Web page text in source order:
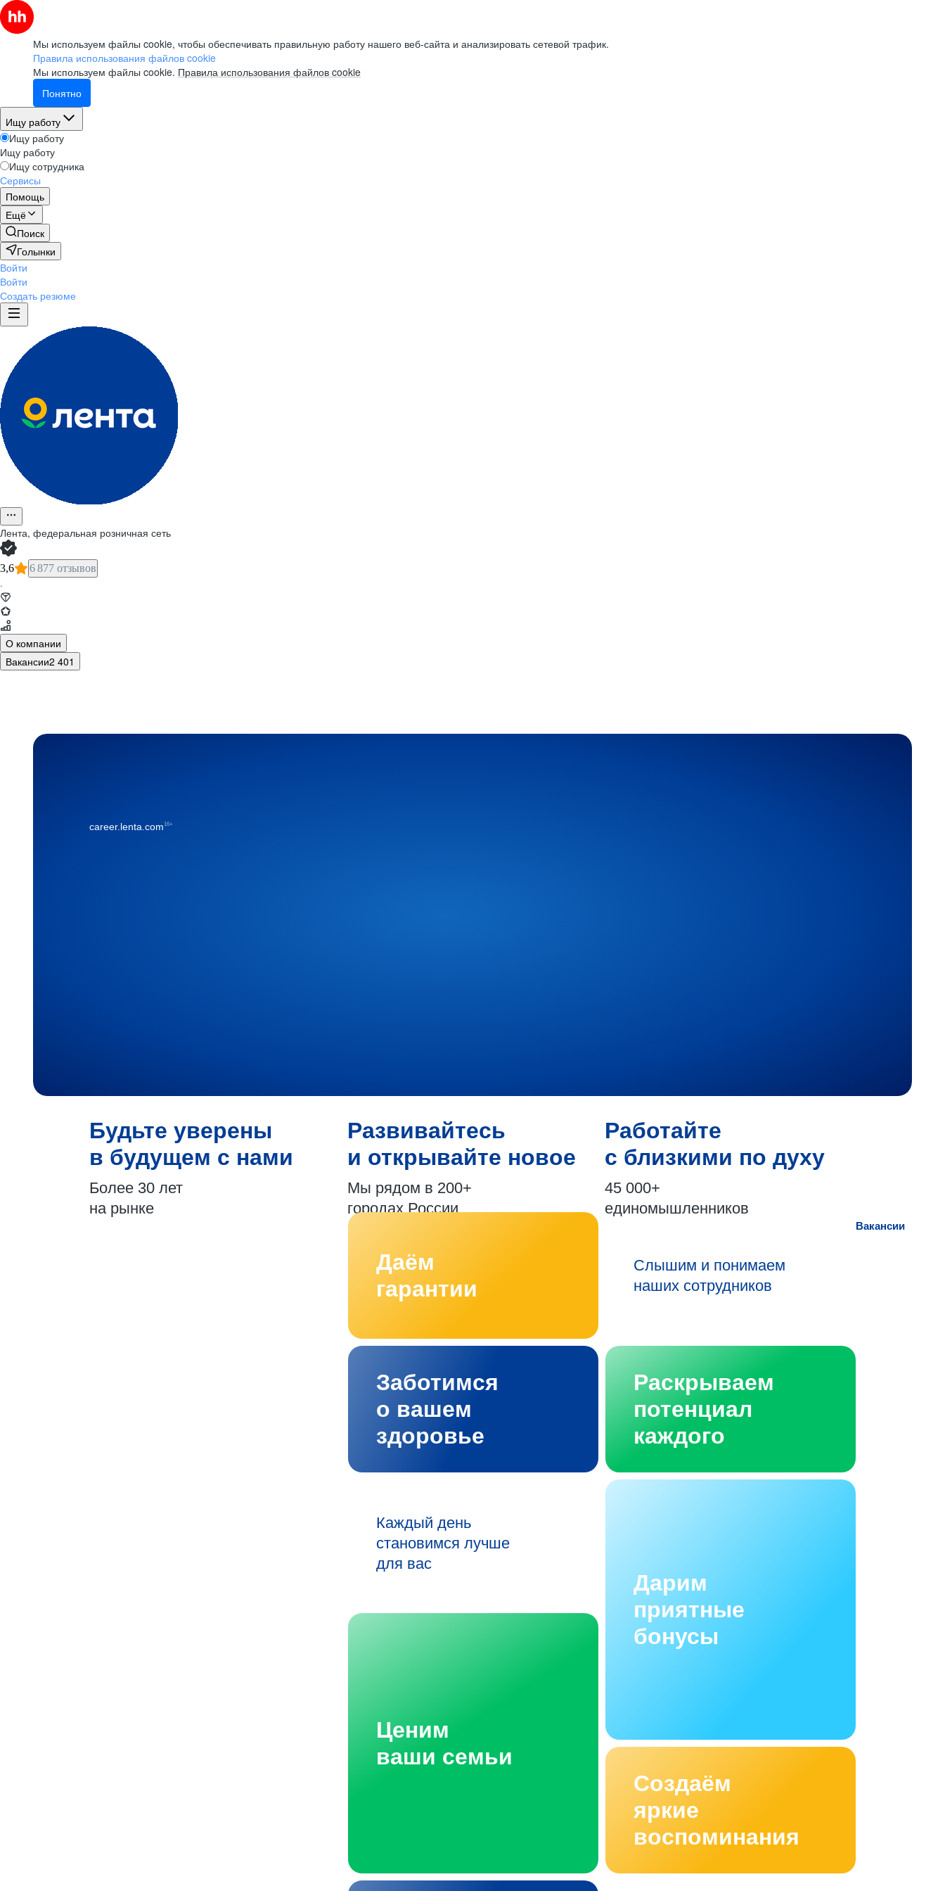
Мы используем файлы cookie, чтобы обеспечивать правильную работу нашего веб-сайта и анализировать сетевой трафик.
Правила использования файлов cookie
Мы используем файлы cookie. Правила использования файлов cookie
Понятно
Ищу работу
Ищу работу
Ищу работу
Ищу сотрудника
Сервисы
Помощь
Ещё
Поиск
Голынки
Войти
Войти
Создать резюме
Лента, федеральная розничная сеть
3,6 6 877 отзывов
·
О компании
Вакансии2 401
career.lenta.com16+
Будьте уверены
в будущем с нами
Более 30 лет
на рынке
Развивайтесь
и открывайте новое
Мы рядом в 200+
городах России
Работайте
с близкими по духу
45 000+
единомышленников
Вакансии
Даём
гарантии
Слышим и понимаем
наших сотрудников
Заботимся
о вашем
здоровье
Раскрываем
потенциал
каждого
Каждый день
становимся лучше
для вас
Дарим
приятные
бонусы
Ценим
ваши семьи
Создаём
яркие
воспоминания